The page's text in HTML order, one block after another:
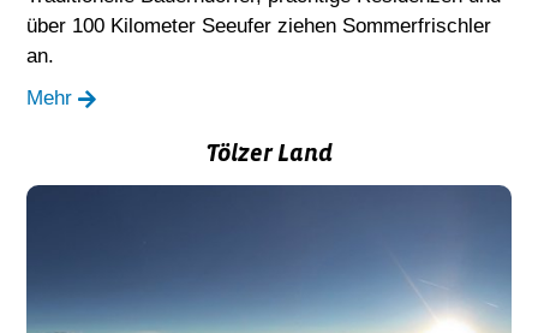
über 100 Kilometer Seeufer ziehen Sommerfrischler
an.
Mehr
Tölzer Land